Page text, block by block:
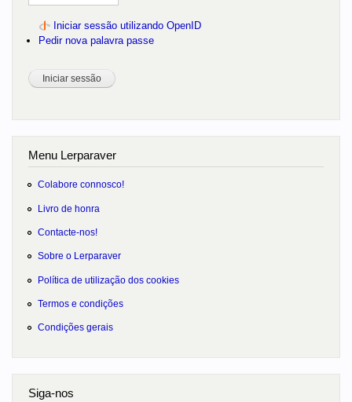
Iniciar sessão utilizando OpenID
Pedir nova palavra passe
Menu Lerparaver
Colabore connosco!
Livro de honra
Contacte-nos!
Sobre o Lerparaver
Política de utilização dos cookies
Termos e condições
Condições gerais
Siga-nos